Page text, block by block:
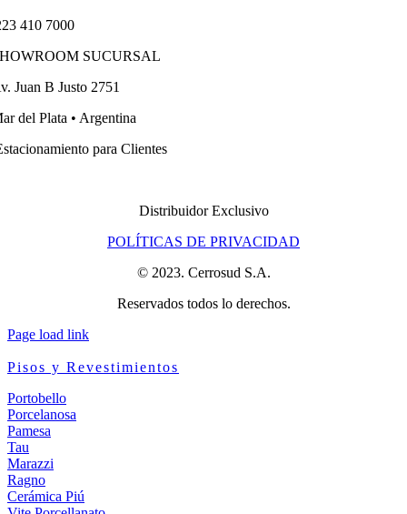
410 7000
SUCURSAL
Juan B Justo 2751
del Plata • Argentina
para Clientes
Distribuidor Exclusivo
POLÍTICAS DE PRIVACIDAD
© 2023. Cerrosud S.A.
Reservados todos lo derechos.
Page load link
Pisos y Revestimientos
Portobello
Porcelanosa
Pamesa
Tau
Marazzi
Ragno
Cerámica Piú